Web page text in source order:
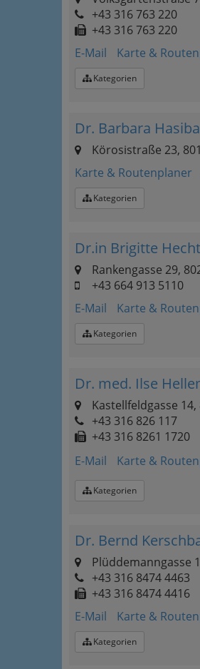
+43 316 763 220
+43 316 763 220
E-Mail
Karte &
Kategorien
Dr. Barbara
Körosistraße 23,
Karte & Routenplaner
Kategorien
Dr.in Brigitte
Rankengasse 29,
+43 664 913 5110
E-Mail
Karte &
Kategorien
Dr. med. Ilse
Kastellfeldgasse 14,
+43 316 826 117
+43 316 8261 1720
E-Mail
Karte &
Kategorien
Dr. Bernd
Plüddemanngasse
+43 316 8474 4463
+43 316 8474 4416
E-Mail
Karte &
Kategorien